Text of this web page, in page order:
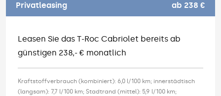
Privatleasing ab 238 €
Leasen Sie das T-Roc Cabriolet bereits ab
günstigen 238,- € monatlich
Kraftstoffverbrauch (kombiniert): 6,0 l/100 km; innerstädtisch
(langsam): 7,7 l/100 km; Stadtrand (mittel): 5,9 l/100 km;